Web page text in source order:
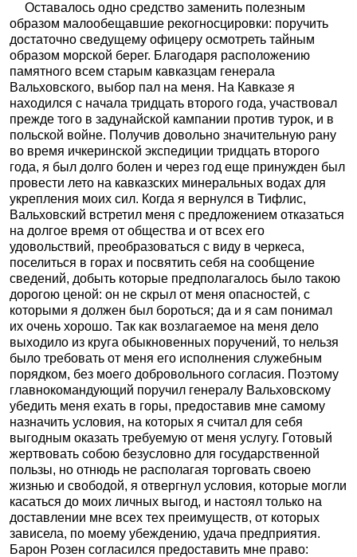
Оставалось одно средство заменить полезным
образом малообещавшие рекогносцировки: поручить
достаточно сведущему офицеру осмотреть тайным
образом морской берег. Благодаря расположению
памятного всем старым кавказцам генерала
Вальховского, выбор пал на меня. На Кавказе я
находился с начала тридцать второго года, участвовал
прежде того в задунайской кампании против турок, и в
польской войне. Получив довольно значительную рану
во время ичкеринской экспедиции тридцать второго
года, я был долго болен и через год еще принужден был
провести лето на кавказских минеральных водах для
укрепления моих сил. Когда я вернулся в Тифлис,
Вальховский встретил меня с предложением отказаться
на долгое время от общества и от всех его
удовольствий, преобразоваться с виду в черкеса,
поселиться в горах и посвятить себя на сообщение
сведений, добыть которые предполагалось было такою
дорогою ценой: он не скрыл от меня опасностей, с
которыми я должен был бороться; да и я сам понимал
их очень хорошо. Так как возлагаемое на меня дело
выходило из круга обыкновенных поручений, то нельзя
было требовать от меня его исполнения служебным
порядком, без моего добровольного согласия. Поэтому
главнокомандующий поручил генералу Вальховскому
убедить меня ехать в горы, предоставив мне самому
назначить условия, на которых я считал для себя
выгодным оказать требуемую от меня услугу. Готовый
жертвовать собою безусловно для государственной
пользы, но отнюдь не располагая торговать своею
жизнью и свободой, я отвергнул условия, которые могли
касаться до моих личных выгод, и настоял только на
доставлении мне всех тех преимуществ, от которых
зависела, по моему убеждению, удача предприятия.
Барон Розен согласился предоставить мне право: